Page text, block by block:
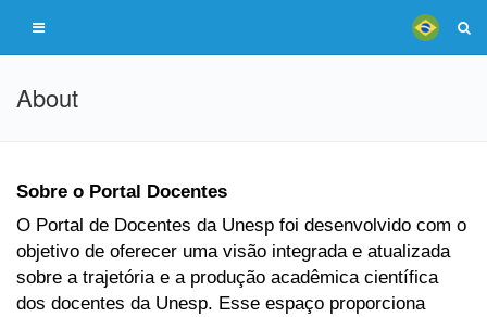
About
Sobre o Portal Docentes
O Portal de Docentes da Unesp foi desenvolvido com o
objetivo de oferecer uma visão integrada e atualizada
sobre a trajetória e a produção acadêmica científica
dos docentes da Unesp. Esse espaço proporciona